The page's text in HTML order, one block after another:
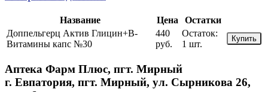
Название Цена
Остатки
Доппельгерц Актив Глицин+В-
Витамины капс №30
440
руб.
Остаток:
1 шт.
Купить
Аптека Фарм Плюс, пгт. Мирный
г. Евпатория, пгт. Мирный, ул. Сырникова 26,